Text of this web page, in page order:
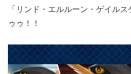
「リンド・エルルーン・ゲイル
ゥゥ！！